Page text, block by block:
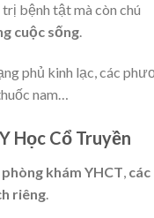
bệnh tật mà còn chú
cuộc sống.
phủ kinh lạc, các
nam…
Học Cổ Truyền
phòng khám YHCT các
riêng